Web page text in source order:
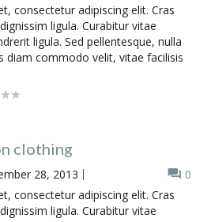
consectetur adipiscing elit. Cras
ligula. Curabitur vitae
ligula. Sed pellentesque, nulla
diam commodo velit, vitae facilisis
clothing
28, 2013
0
consectetur adipiscing elit. Cras
ligula. Curabitur vitae